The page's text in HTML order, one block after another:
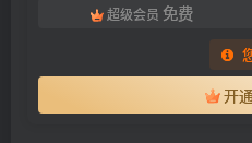
超级会员 免费
开